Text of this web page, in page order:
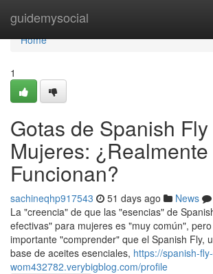
guidemysocial
Home
Home
1
Gotas de Spanish
Mujeres: ¿Realmente
Funcionan?
sachineqhp917543 51 days ago News
La "creencia" de que las "esencias" de
efectivas" para mujeres es "muy común",
importante "comprender" que el Spanish Fly,
base de aceites esenciales, https://spanish-
wom432782.verybigblog.com/profile